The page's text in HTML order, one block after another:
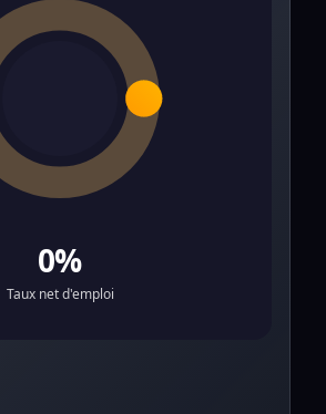
0%
Taux net d'emploi